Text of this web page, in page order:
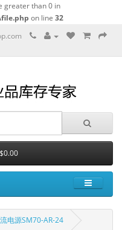
greater than 0 in
on line 32
电源SM70-AR-24